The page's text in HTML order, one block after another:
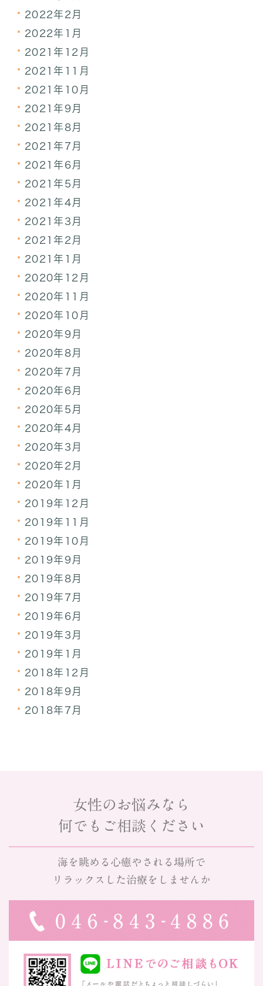
2022年2月
2022年1月
2021年12月
2021年11月
2021年10月
2021年9月
2021年8月
2021年7月
2021年6月
2021年5月
2021年4月
2021年3月
2021年2月
2021年1月
2020年12月
2020年11月
2020年10月
2020年9月
2020年8月
2020年7月
2020年6月
2020年5月
2020年4月
2020年3月
2020年2月
2020年1月
2019年12月
2019年11月
2019年10月
2019年9月
2019年8月
2019年7月
2019年6月
2019年3月
2019年1月
2018年12月
2018年9月
2018年7月
女性のお悩みなら
何でもご相談ください
海を眺める心癒やされる場所で
リラックスした治療をしませんか